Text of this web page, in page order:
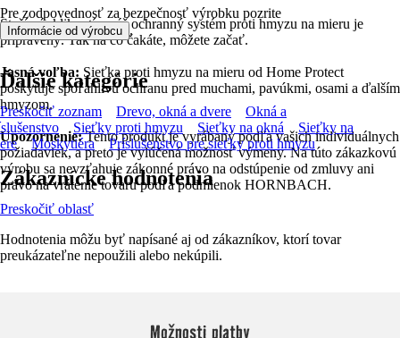
Stačí pár kliknutí a váš ochranný systém proti hmyzu na mieru je
pripravený. Tak na čo čakáte, môžete začať.
Jasná voľba: Sieťka proti hmyzu na mieru od Home Protect
poskytuje spoľahlivú ochranu pred muchami, pavúkmi, osami a ďalším
hmyzom.
Upozornenie:Tento produkt je vyrábaný podľa vašich individuálnych
požiadaviek, a preto je vylúčená možnosť výmeny. Na túto zákazkovú
výrobu sa nevzťahuje zákonné právo na odstúpenie od zmluvy ani
právo na vrátenie tovaru podľa podmienok HORNBACH.
Pre zodpovednosť za bezpečnosť výrobku pozrite
Informácie od výrobcu .
Ďalšie kategórie
Preskočiť zoznam Drevo, okná a dvere
Okná a
Sieťky proti hmyzu Sieťky na okná
Sieťky na
Moskytiéra Príslušenstvo pre sieťky proti hmyzu
Zákaznícke hodnotenia
Preskočiť oblasť
Hodnotenia môžu byť napísané aj od zákazníkov, ktorí tovar
preukázateľne nepoužili alebo nekúpili.
Možnosti platby